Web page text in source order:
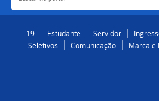
19
Estudante Servidor
Seletivos
Comunicação Marca e